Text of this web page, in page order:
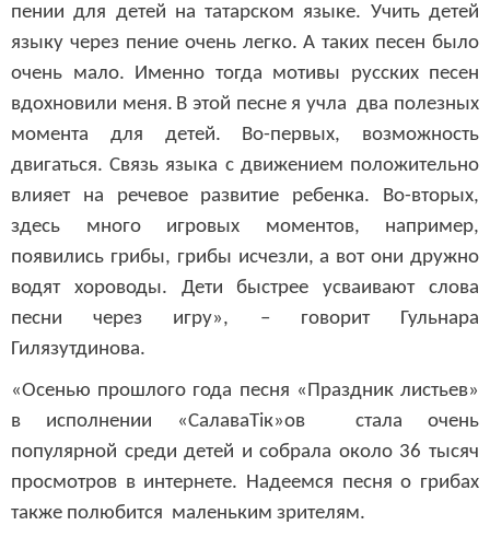
пении для детей на татарском языке. Учить детей
языку через пение очень легко. А таких песен было
очень мало. Именно тогда мотивы русских песен
вдохновили меня. В этой песне я учла два полезных
момента для детей. Во-первых, возможность
двигаться. Связь языка с движением положительно
влияет на речевое развитие ребенка. Во-вторых,
здесь много игровых моментов, например,
появились грибы, грибы исчезли, а вот они дружно
водят хороводы. Дети быстрее усваивают слова
песни через игру», – говорит Гульнара
Гилязутдинова.
«Осенью прошлого года песня «Праздник листьев»
в исполнении «СалаваТік»ов стала очень
популярной среди детей и собрала около 36 тысяч
просмотров в интернете. Надеемся песня о грибах
также полюбится маленьким зрителям.